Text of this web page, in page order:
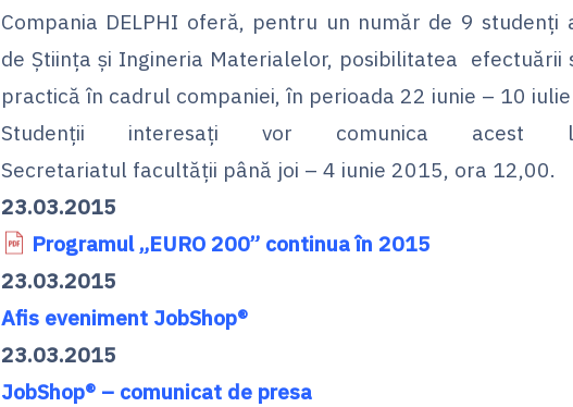
Compania DELPHI oferă, pentru un număr de 9 studenți
de Știința și Ingineria Materialelor, posibilitatea efectuării
practică în cadrul companiei, în perioada 22 iunie – 10
Studenții interesați vor comunica acest
Secretariatul facultății până joi – 4 iunie 2015, ora 12,00.
23.03.2015
Programul „EURO 200” continua în 2015
23.03.2015
Afis eveniment JobShop®
23.03.2015
JobShop® – comunicat de presa